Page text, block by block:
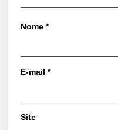
Nome *
E-mail *
Site